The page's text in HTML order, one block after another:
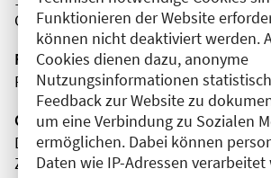
Funktionieren der Website
können nicht deaktiviert werden.
Cookies dienen dazu, anonyme
Nutzungsinformationen
Feedback zur Website zu
um eine Verbindung zu Sozialen
ermöglichen. Dabei können
Daten wie IP-Adressen
Charlottenburg-Wilmersdorf
Fortbildungsformat
Präsenz
Organisator(en)
DRK Kliniken Berlin | Westend
Zentrale Notaufnahme